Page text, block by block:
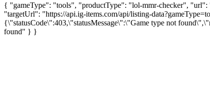
{ "gameType": "tools", "productType": "lol-mmr-checker", "url":
"targetUrl": "https://api.ig-items.com/api/listing-
{\"statusCode\":403,\"statusMessage\":\"Game type not
found" } }